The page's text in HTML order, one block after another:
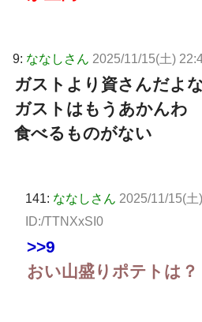
9: ななしさん 2025/11/15(土)
ガストより資さんだよ
ガストはもうあかんわ
食べるものがない
141: ななしさん 2025/11/15(
ID:/TTNXxSI0
>>9
おい山盛りポテトは？